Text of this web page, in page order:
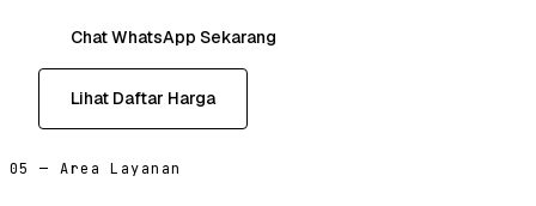
Chat WhatsApp Sekarang
Lihat Daftar Harga
05 — Area Layanan